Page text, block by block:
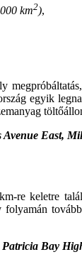
km2),
egyik
Avenue East,
re keletre
Bay